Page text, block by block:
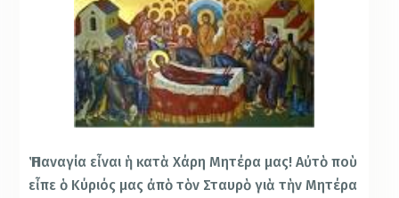
Ἡ Παναγία εἶναι ἡ κατὰ Χάρη Μητέρα μας! Αὐτὸ ποὺ
εἶπε ὁ Κύριός μας ἀπὸ τὸν Σταυρὸ γιὰ τὴν Μητέρα